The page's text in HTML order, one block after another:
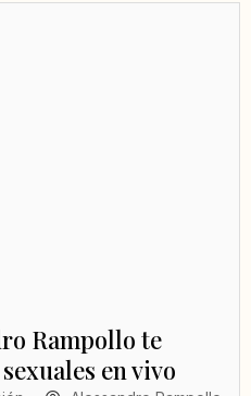
Rampollo te
en vivo